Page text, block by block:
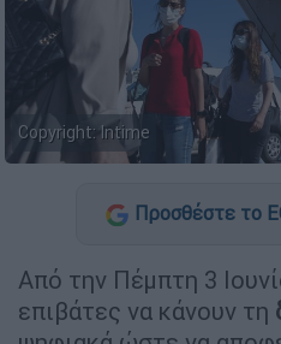
Copyright: Intime
Προσθέστε το
Από την Πέμπτη 3
επιβάτες να κάνουν τη